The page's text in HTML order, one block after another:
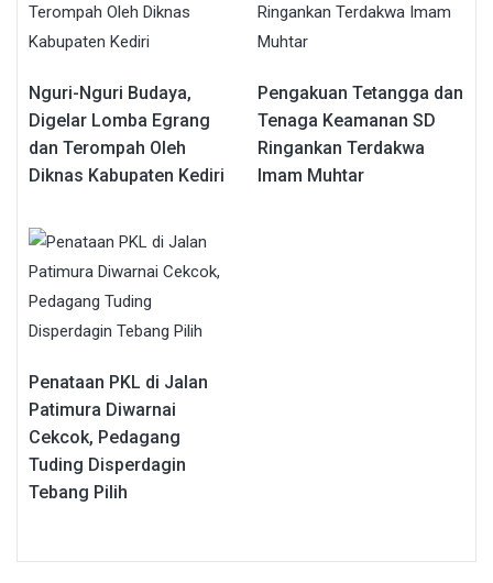
Nguri-Nguri Budaya,
Digelar Lomba Egrang
dan Terompah Oleh
Diknas Kabupaten Kediri
Pengakuan Tetangga dan
Tenaga Keamanan SD
Ringankan Terdakwa
Imam Muhtar
Penataan PKL di Jalan
Patimura Diwarnai
Cekcok, Pedagang
Tuding Disperdagin
Tebang Pilih